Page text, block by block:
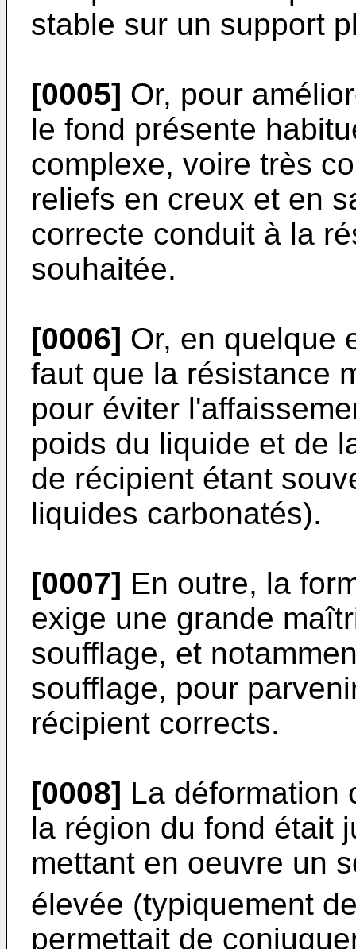
stable sur un support
[0005] Or, pour
le fond présente
complexe, voire très
reliefs en creux et en
correcte conduit à la
souhaitée.
[0006] Or, en quelque
faut que la résistance
pour éviter
poids du liquide et de
de récipient étant
liquides carbonatés).
[0007] En outre, la
exige une grande
soufflage, et
soufflage, pour
récipient corrects.
[0008] La déformation
la région du fond était
mettant en oeuvre un
élevée (typiquement
permettait de